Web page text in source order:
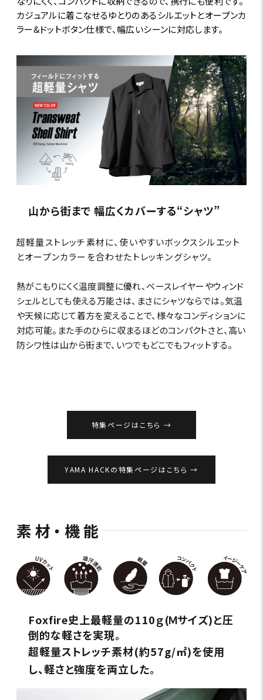
カジュアルに着こなせるゆとりのあるシルエットとオープンカ
ラー&ドットボタン仕様で、幅広いシーンに対応します。
山から街まで 幅広くカバーする“シャツ”
超軽量ストレッチ素材に、使いやすいボックスシルエット
とオープンカラーを合わせたトレッキングシャツ。
熱がこもりにくく温度調整に優れ、ベースレイヤーやウィンド
シェルとしても使える万能さは、まさにシャツならでは。気温
や天候に応じて着方を変えることで、様々なコンディションに
対応可能。また手のひらに収まるほどのコンパクトさと、高い
防シワ性は山から街まで、いつでもどこでもフィットする。
特集ページはこちら
YAMA HACKの特集ページはこちら
素材・機能
Foxfire史上最軽量の110ｇ(Ｍサイズ)と圧
倒的な軽さを実現。
超軽量ストレッチ素材(約57g/㎡)を使用
し、軽さと強度を両立した。